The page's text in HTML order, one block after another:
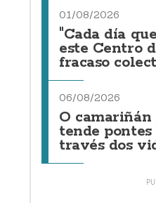
01/08/2026
"Cada día
este Centro
fracaso
06/08/2026
O
tende
través dos